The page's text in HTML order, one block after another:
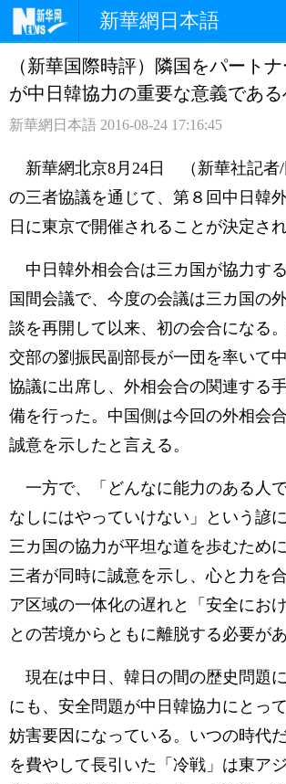
新華網日本語
ホームページ 政治
観光 評論
中日対訳
（新華国際時評）隣国をパート
が中日韓協力の重要な意義である
新華網日本語 2016-08-24 17:16:45
新華網北京8月24日 （新華社記者/
の三者協議を通じて、第８回中日韓
日に東京で開催されることが決定され
中日韓外相会合は三カ国が協力す
国間会議で、今度の会議は三カ国の
談を再開して以来、初の会合になる
交部の劉振民副部長が一団を率いて
協議に出席し、外相会合の関連する
備を行った。中国側は今回の外相会
誠意を示したと言える。
一方で、「どんなに能力のある人
なしにはやっていけない」という諺
三カ国の協力が平坦な道を歩むため
三者が同時に誠意を示し、心と力を
ア区域の一体化の遅れと「安全にお
との苦境からともに離脱する必要があ
現在は中日、韓日の間の歴史問題
にも、安全問題が中日韓協力にとっ
妨害要因になっている。いつの時代
を費やして長引いた「冷戦」は東ア